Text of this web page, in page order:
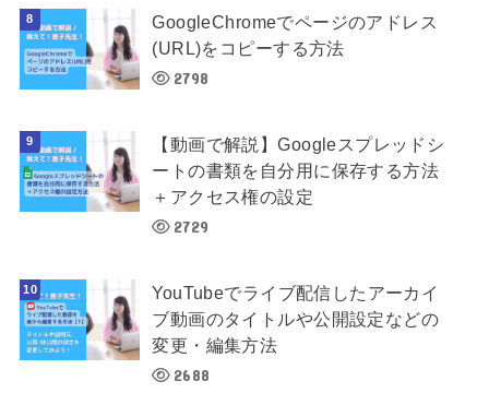
GoogleChromeでページのアドレス
(URL)をコピーする方法
2798
【動画で解説】Googleスプレッドシ
ートの書類を自分用に保存する方法
＋アクセス権の設定
2729
YouTubeでライブ配信したアーカイ
ブ動画のタイトルや公開設定などの
変更・編集方法
2688